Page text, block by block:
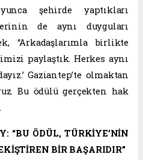
şehirde yaptıkları
de aynı duyguları
“Arkadaşlarımla birlikte
paylaştık. Herkes aynı
Gaziantep’te olmaktan
Bu ödülü gerçekten hak
“BU ÖDÜL, TÜRKİYE’NİN
BİR BAŞARIDIR”